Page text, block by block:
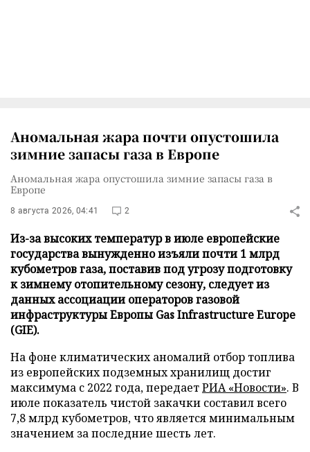
Аномальная жара почти опустошила
зимние запасы газа в Европе
Аномальная жара опустошила зимние запасы газа в
Европе
8 августа 2026, 04:41 2
Из-за высоких температур в июле европейские
государства вынужденно изъяли почти 1 млрд
кубометров газа, поставив под угрозу подготовку
к зимнему отопительному сезону, следует из
данных ассоциации операторов газовой
инфраструктуры Европы Gas Infrastructure Europe
(GIE).
На фоне климатических аномалий отбор топлива
из европейских подземных хранилищ достиг
максимума с 2022 года, передаетРИА «Новости». В
июле показатель чистой закачки составил всего
7,8 млрд кубометров, что является минимальным
значением за последние шесть лет.